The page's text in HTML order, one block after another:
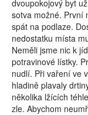
dvoupokojový byt
sotva možné. První
spát na podlaze.
nedostatku místa
Neměli jsme nic k
potravinové lístky.
nudlí. Při vaření ve
hladině plavaly
několika lžících
zle. Abychom